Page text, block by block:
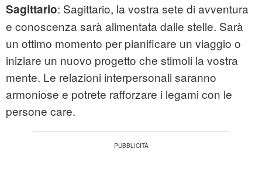
Sagittario: Sagittario, la vostra sete di avventura
e conoscenza sarà alimentata dalle stelle. Sarà
un ottimo momento per pianificare un viaggio o
iniziare un nuovo progetto che stimoli la vostra
mente. Le relazioni interpersonali saranno
armoniose e potrete rafforzare i legami con le
persone care.